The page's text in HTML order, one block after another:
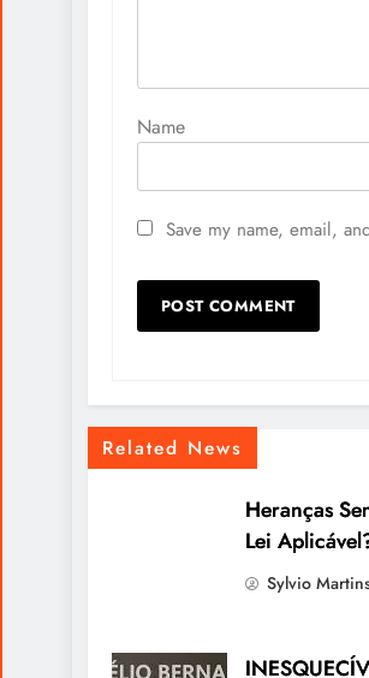
Name
Save my name, email,
Related News
Heranças
Lei
Sylvio